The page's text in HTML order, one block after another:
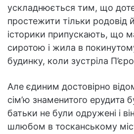
ускладнюється тим, що
простежити тільки родовід
історики припускають, що
сиротою і жила в
будинку, коли зустріла П’єро
Але єдиним достовірно
сім’ю знаменитого ерудита
батьки не були одружені і
шлюбом в тосканському